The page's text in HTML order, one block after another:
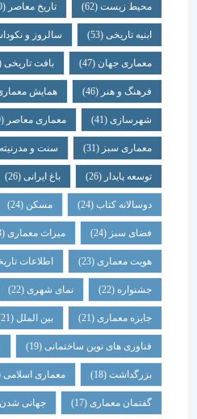
محیط زیست(62) تاریخ معاصر(60)
ابنیه تاریخی(53) سالروز و نکوداشت(52)
معماری جهان (47) بافت تاریخی(47)
فرهنگ و هنر(46) همایش معماری (46)
شهرسازی(41) معماری معاصر(40)
معماری سبز(31) سنت و مدرنیته(30)
توسعه پایدار(26) باغ ایرانی(26)
دوسالانه کتاب(24) مسکن (24)
فضای سبز(24) میراث معماری (23)
هویت معماری (23) اطلاعات تاریخی(23)
جشنواره(22) نمای شهری(22)
جایزه معماری (21) بین الملل(21)
فناوری های نوین ساختمانی(19)
بزرگداشت (18) معماری اسلامی(18)
گفتمان معماری (17) جهانی شدن(17)